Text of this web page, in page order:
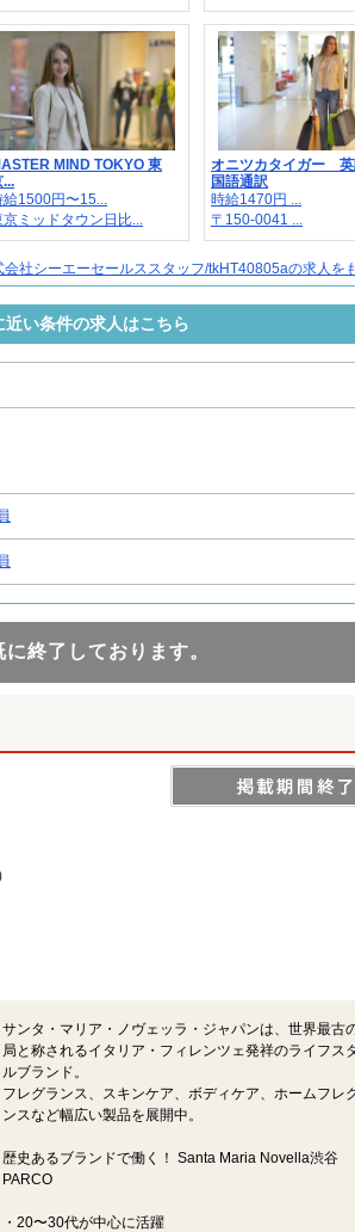
MIND TOKYO 東
...
給1500円〜15...
京ミッドタウン日比...
オニツカタイガー 英
国語通訳
時給1470円 ...
〒150-0041 ...
会社シーエーセールススタッフ/tkHT40805aの求人を
い条件の求人はこちら
終了しております。
サンタ・マリア・ノヴェッラ・ジャパンは、世界最古
局と称されるイタリア・フィレンツェ発祥のライフス
ルブランド。
フレグランス、スキンケア、ボディケア、ホームフレ
ンスなど幅広い製品を展開中。
歴史あるブランドで働く！ Santa Maria Novella渋谷
PARCO
・20〜30代が中心に活躍